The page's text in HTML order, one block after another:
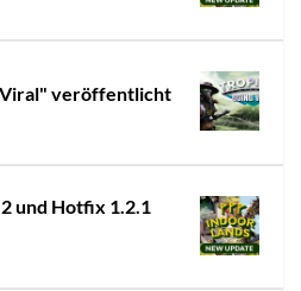
Viral" veröffentlicht
und Hotfix 1.2.1